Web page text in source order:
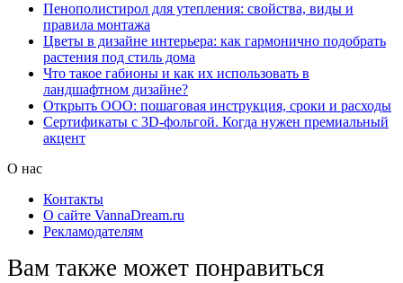
Пенополистирол для утепления: свойства, виды и
правила монтажа
Цветы в дизайне интерьера: как гармонично подобрать
растения под стиль дома
Что такое габионы и как их использовать в
ландшафтном дизайне?
Открыть ООО: пошаговая инструкция, сроки и расходы
Сертификаты с 3D-фольгой. Когда нужен премиальный
акцент
О нас
Контакты
О сайте VannaDream.ru
Рекламодателям
Вам также может понравиться